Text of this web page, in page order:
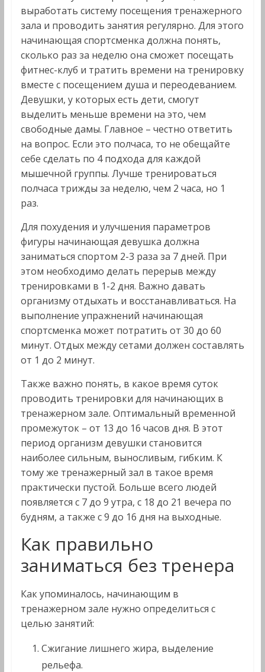
выработать систему посещения тренажерного
зала и проводить занятия регулярно. Для этого
начинающая спортсменка должна понять,
сколько раз за неделю она сможет посещать
фитнес-клуб и тратить времени на тренировку
вместе с посещением душа и переодеванием.
Девушки, у которых есть дети, смогут
выделить меньше времени на это, чем
свободные дамы. Главное – честно ответить
на вопрос. Если это полчаса, то не обещайте
себе сделать по 4 подхода для каждой
мышечной группы. Лучше тренироваться
полчаса трижды за неделю, чем 2 часа, но 1
раз.
Для похудения и улучшения параметров
фигуры начинающая девушка должна
заниматься спортом 2-3 раза за 7 дней. При
этом необходимо делать перерыв между
тренировками в 1-2 дня. Важно давать
организму отдыхать и восстанавливаться. На
выполнение упражнений начинающая
спортсменка может потратить от 30 до 60
минут. Отдых между сетами должен составлять
от 1 до 2 минут.
Также важно понять, в какое время суток
проводить тренировки для начинающих в
тренажерном зале. Оптимальный временной
промежуток – от 13 до 16 часов дня. В этот
период организм девушки становится
наиболее сильным, выносливым, гибким. К
тому же тренажерный зал в такое время
практически пустой. Больше всего людей
появляется с 7 до 9 утра, с 18 до 21 вечера по
будням, а также с 9 до 16 дня на выходные.
Как правильно
заниматься без тренера
Как упоминалось, начинающим в
тренажерном зале нужно определиться с
целью занятий:
Сжигание лишнего жира, выделение
рельефа.